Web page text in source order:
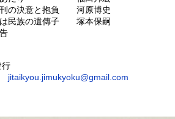
の決意と抱負 河原博史
民族の遺傳子 塚本保嗣
行
jitaikyou.jimukyoku@gmail.com